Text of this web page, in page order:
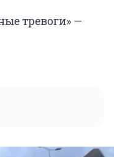
тревоги» —